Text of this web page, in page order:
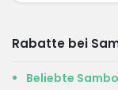
Rabatte bei
Beliebte